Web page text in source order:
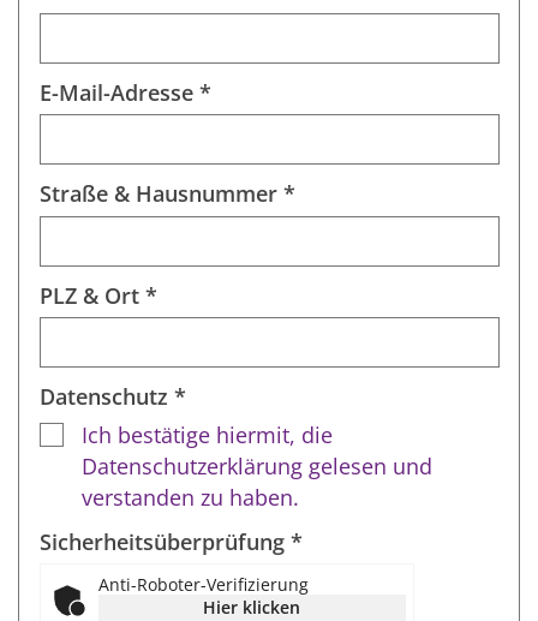
E-Mail-Adresse *
Straße & Hausnummer *
PLZ & Ort *
Datenschutz *
Ich bestätige hiermit, die
Datenschutzerklärung gelesen und
verstanden zu haben.
Sicherheitsüberprüfung *
Anti-Roboter-Verifizierung
Hier klicken